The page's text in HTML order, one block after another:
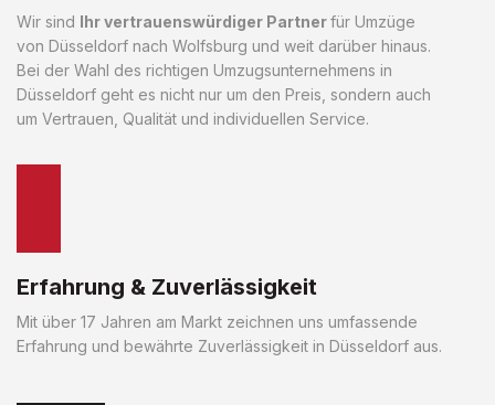
Wir sind Ihr vertrauenswürdiger Partnerfür Umzüge
von Düsseldorf nach Wolfsburg und weit darüber hinaus.
Bei der Wahl des richtigen Umzugsunternehmens in
Düsseldorf geht es nicht nur um den Preis, sondern auch
um Vertrauen, Qualität und individuellen Service.
Erfahrung & Zuverlässigkeit
Mit über 17 Jahren am Markt zeichnen uns umfassende
Erfahrung und bewährte Zuverlässigkeit in Düsseldorf aus.